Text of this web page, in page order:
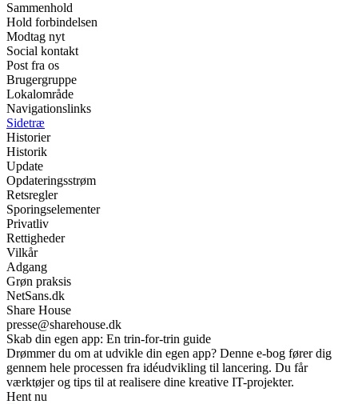
Sammenhold
Hold forbindelsen
Modtag nyt
Social kontakt
Post fra os
Brugergruppe
Lokalområde
Navigationslinks
Sidetræ
Historier
Historik
Update
Opdateringsstrøm
Retsregler
Sporingselementer
Privatliv
Rettigheder
Vilkår
Adgang
Grøn praksis
NetSans.dk
Share House
presse@sharehouse.dk
Skab din egen app: En trin-for-trin guide
Drømmer du om at udvikle din egen app? Denne e-bog fører dig
gennem hele processen fra idéudvikling til lancering. Du får
værktøjer og tips til at realisere dine kreative IT-projekter.
Hent nu